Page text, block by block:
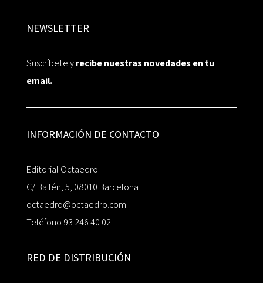
NEWSLETTER
Suscríbete yrecibe nuestras novedades en tu
email.
INFORMACIÓN DE CONTACTO
Editorial Octaedro
C/ Bailén, 5, 08010 Barcelona
octaedro@octaedro.com
Teléfono 93 246 40 02
RED DE DISTRIBUCIÓN